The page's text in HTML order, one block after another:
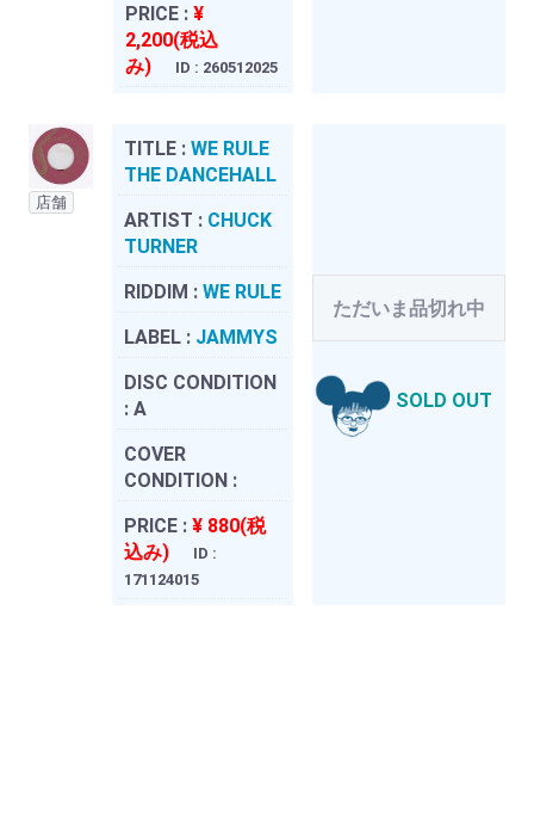
PRICE : ¥
2,200(税込
み)
ID : 260512025
店舗
TITLE : WE RULE
THE DANCEHALL
ARTIST : CHUCK
TURNER
RIDDIM : WE RULE
LABEL : JAMMYS
DISC CONDITION
: A
COVER
CONDITION :
PRICE : ¥ 880(税
込み)
ID :
171124015
ただいま品切れ中
SOLD OUT